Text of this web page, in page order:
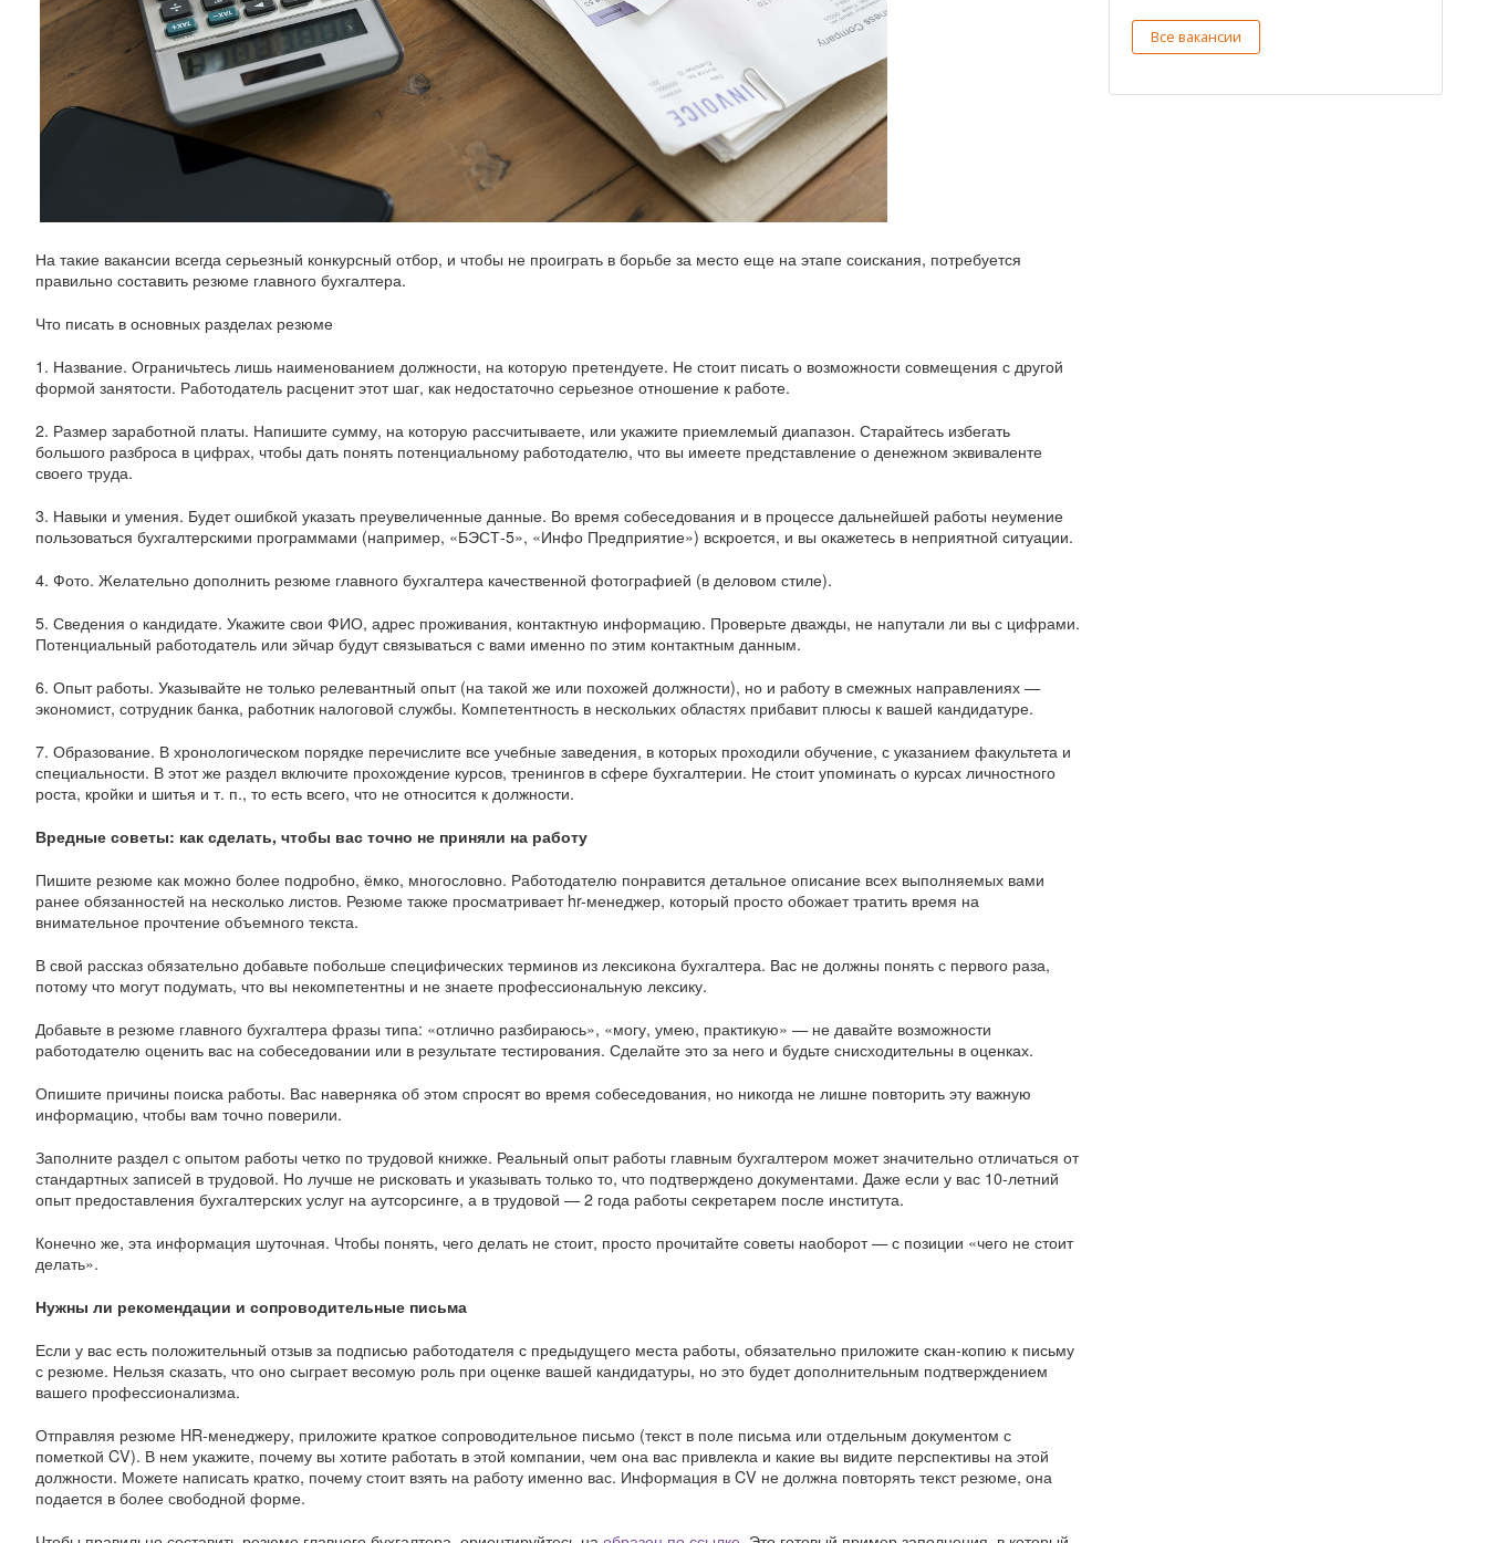
На такие вакансии всегда серьезный конкурсный отбор, и чтобы не проиграть в борьбе за место еще на этапе соискания, потребуется
правильно составить резюме главного бухгалтера.
Что писать в основных разделах резюме
1. Название. Ограничьтесь лишь наименованием должности, на которую претендуете. Не стоит писать о возможности совмещения с другой
формой занятости. Работодатель расценит этот шаг, как недостаточно серьезное отношение к работе.
2. Размер заработной платы. Напишите сумму, на которую рассчитываете, или укажите приемлемый диапазон. Старайтесь избегать
большого разброса в цифрах, чтобы дать понять потенциальному работодателю, что вы имеете представление о денежном эквиваленте
своего труда.
3. Навыки и умения. Будет ошибкой указать преувеличенные данные. Во время собеседования и в процессе дальнейшей работы неумение
пользоваться бухгалтерскими программами (например, «БЭСТ-5», «Инфо Предприятие») вскроется, и вы окажетесь в неприятной ситуации.
4. Фото. Желательно дополнить резюме главного бухгалтера качественной фотографией (в деловом стиле).
5. Сведения о кандидате. Укажите свои ФИО, адрес проживания, контактную информацию. Проверьте дважды, не напутали ли вы с цифрами.
Потенциальный работодатель или эйчар будут связываться с вами именно по этим контактным данным.
6. Опыт работы. Указывайте не только релевантный опыт (на такой же или похожей должности), но и работу в смежных направлениях —
экономист, сотрудник банка, работник налоговой службы. Компетентность в нескольких областях прибавит плюсы к вашей кандидатуре.
7. Образование. В хронологическом порядке перечислите все учебные заведения, в которых проходили обучение, с указанием факультета и
специальности. В этот же раздел включите прохождение курсов, тренингов в сфере бухгалтерии. Не стоит упоминать о курсах личностного
роста, кройки и шитья и т. п., то есть всего, что не относится к должности.
Вредные советы: как сделать, чтобы вас точно не приняли на работу
Пишите резюме как можно более подробно, ёмко, многословно. Работодателю понравится детальное описание всех выполняемых вами
ранее обязанностей на несколько листов. Резюме также просматривает hr-менеджер, который просто обожает тратить время на
внимательное прочтение объемного текста.
В свой рассказ обязательно добавьте побольше специфических терминов из лексикона бухгалтера. Вас не должны понять с первого раза,
потому что могут подумать, что вы некомпетентны и не знаете профессиональную лексику.
Добавьте в резюме главного бухгалтера фразы типа: «отлично разбираюсь», «могу, умею, практикую» — не давайте возможности
работодателю оценить вас на собеседовании или в результате тестирования. Сделайте это за него и будьте снисходительны в оценках.
Опишите причины поиска работы. Вас наверняка об этом спросят во время собеседования, но никогда не лишне повторить эту важную
информацию, чтобы вам точно поверили.
Заполните раздел с опытом работы четко по трудовой книжке. Реальный опыт работы главным бухгалтером может значительно отличаться от
стандартных записей в трудовой. Но лучше не рисковать и указывать только то, что подтверждено документами. Даже если у вас 10-летний
опыт предоставления бухгалтерских услуг на аутсорсинге, а в трудовой — 2 года работы секретарем после института.
Конечно же, эта информация шуточная. Чтобы понять, чего делать не стоит, просто прочитайте советы наоборот — с позиции «чего не стоит
делать».
Нужны ли рекомендации и сопроводительные письма
Если у вас есть положительный отзыв за подписью работодателя с предыдущего места работы, обязательно приложите скан-копию к письму
с резюме. Нельзя сказать, что оно сыграет весомую роль при оценке вашей кандидатуры, но это будет дополнительным подтверждением
вашего профессионализма.
Отправляя резюме HR-менеджеру, приложите краткое сопроводительное письмо (текст в поле письма или отдельным документом с
пометкой CV). В нем укажите, почему вы хотите работать в этой компании, чем она вас привлекла и какие вы видите перспективы на этой
должности. Можете написать кратко, почему стоит взять на работу именно вас. Информация в CV не должна повторять текст резюме, она
подается в более свободной форме.
Все вакансии